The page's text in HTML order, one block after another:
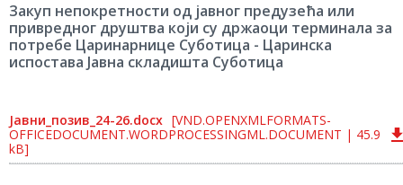
Закуп непокретности од јавног предузећа или
привредног друштва који су држаоци терминала за
потребе Царинарнице Суботица - Царинска
испостава Јавна складишта Суботица
Јавни_позив_24-26.docx [VND.OPENXMLFORMATS-
OFFICEDOCUMENT.WORDPROCESSINGML.DOCUMENT | 45.9
kB]